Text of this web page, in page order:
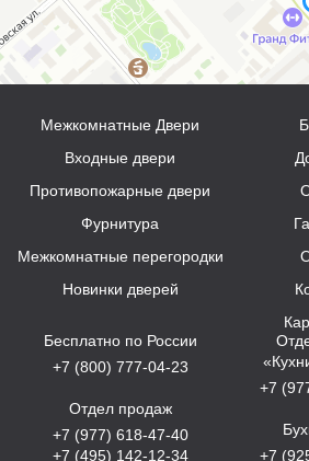
Межкомнатные Двери
Входные двери
Противопожарные двери
Фурнитура
Межкомнатные перегородки
Новинки дверей
Бесплатно по России
+7 (800) 777-04-23
Отдел продаж
+7 (977) 618-47-40
+7 (495) 142-12-34
+7
+7